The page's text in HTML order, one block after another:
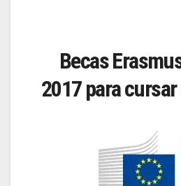
Becas
2017 para